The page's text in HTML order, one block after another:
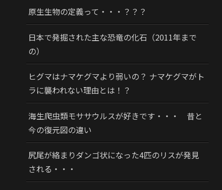
原生生物の定義って・・・？？？
日本で発掘された主な恐竜の化石（2011年まで
の）
ヒグマはナマケグマより弱いの？ ナマケグマがト
ラに襲われない理由とは！？
海生爬虫類モササウルスが好きです・・・ 昔と
今の復元図の違い
尻尾が絡まりダンゴ状になった4匹のリスが発見
される・・・